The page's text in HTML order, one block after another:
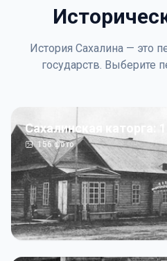
История Сахалина — это
государств. Выберите
Сахалинская каторга:
156фото